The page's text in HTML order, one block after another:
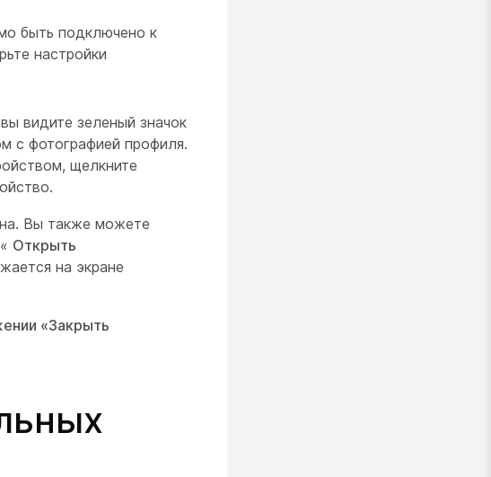
быть подключено к
настройки
видите зеленый значок
с фотографией профиля.
щелкните
Вы также можете
Открыть
на экране
«Закрыть